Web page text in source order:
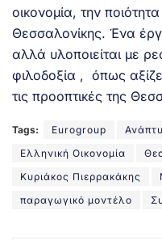
οικονομία, την
Θεσσαλονίκης. Ένα
αλλά υλοποιείται με
φιλοδοξία , όπως
τις προοπτικές της
Tags: Eurogroup
Ελληνική Οικονομία
Κυριάκος Πιερρακάκης
παραγωγικό μοντέλο